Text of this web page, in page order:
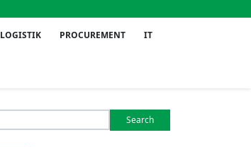
LOGISTIK PROCUREMENT IT